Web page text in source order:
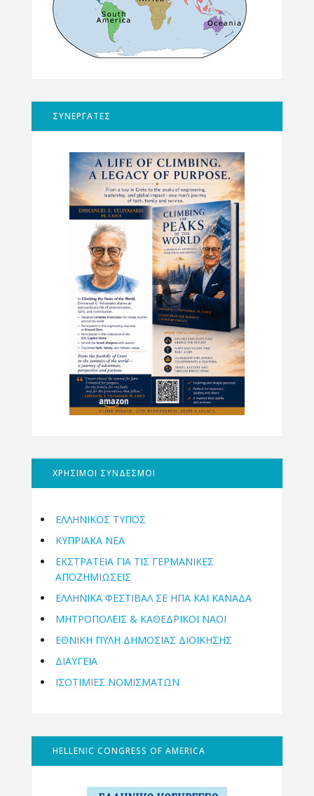
ΣΥΝΕΡΓΑΤΕΣ
ΧΡΗΣΙΜΟΙ ΣΥΝΔΕΣΜΟΙ
ΕΛΛΗΝΙΚΟΣ ΤΥΠΟΣ
ΚΥΠΡΙΑΚΑ ΝΕΑ
ΕΚΣΤΡΑΤΕΙΑ ΓΙΑ ΤΙΣ ΓΕΡΜΑΝΙΚΕΣ
ΑΠΟΖΗΜΙΩΣΕΙΣ
ΕΛΛΗΝΙΚΆ ΦΕΣΤΙΒΆΛ ΣΕ ΗΠΑ ΚΑΙ ΚΑΝΑΔΑ
ΜΗΤΡΟΠΌΛΕΙΣ & ΚΑΘΕΔΡΙΚΟΊ ΝΑΟΊ
ΕΘΝΙΚΉ ΠΎΛΗ ΔΗΜΌΣΙΑΣ ΔΙΟΊΚΗΣΗΣ
ΔΙΑΥΓΕΙΑ
ΙΣΟΤΙΜΙΕΣ ΝΟΜΙΣΜΑΤΩΝ
HELLENIC CONGRESS OF AMERICA